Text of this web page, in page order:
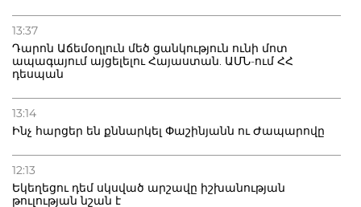
13:37
Դարոն Աճեմօղլուն մեծ ցանկություն ունի մոտ
ապագայում այցելելու Հայաստան. ԱՄՆ-ում ՀՀ
դեսպան
13:14
Ինչ հարցեր են քննարկել Փաշինյանն ու Ժապարովը
12:13
Եկեղեցու դեմ սկսված արշավը իշխանության
թուլության նշան է